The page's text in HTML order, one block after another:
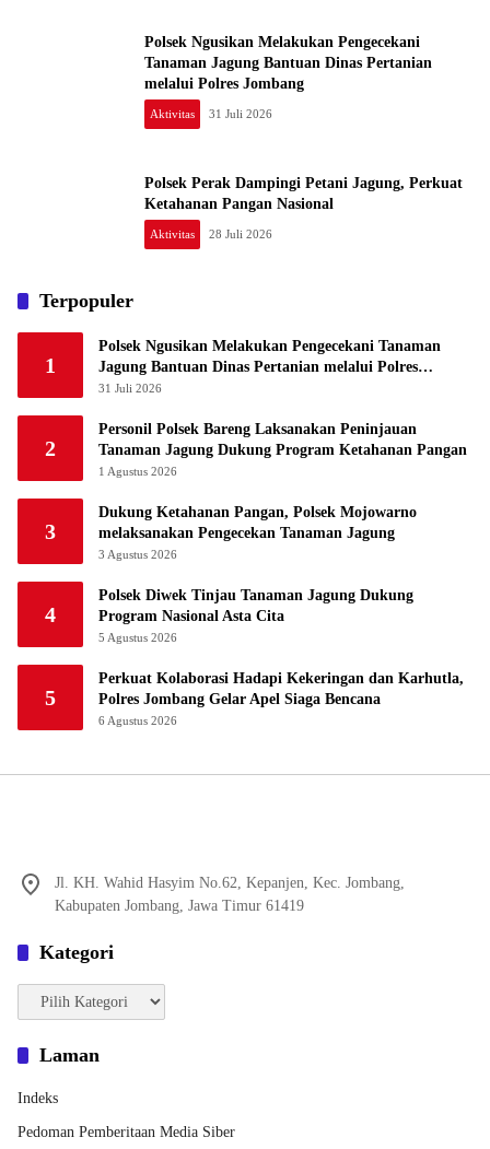
Polsek Ngusikan Melakukan Pengecekani
Tanaman Jagung Bantuan Dinas Pertanian
melalui Polres Jombang
Aktivitas 31 Juli 2026
Polsek Perak Dampingi Petani Jagung, Perkuat
Ketahanan Pangan Nasional
Aktivitas 28 Juli 2026
Terpopuler
1
Polsek Ngusikan Melakukan Pengecekani Tanaman
Jagung Bantuan Dinas Pertanian melalui Polres
Jombang
31 Juli 2026
2
Personil Polsek Bareng Laksanakan Peninjauan
Tanaman Jagung Dukung Program Ketahanan Pangan
1 Agustus 2026
3
Dukung Ketahanan Pangan, Polsek Mojowarno
melaksanakan Pengecekan Tanaman Jagung
3 Agustus 2026
4
Polsek Diwek Tinjau Tanaman Jagung Dukung
Program Nasional Asta Cita
5 Agustus 2026
5
Perkuat Kolaborasi Hadapi Kekeringan dan Karhutla,
Polres Jombang Gelar Apel Siaga Bencana
6 Agustus 2026
Jl. KH. Wahid Hasyim No.62, Kepanjen, Kec. Jombang,
Kabupaten Jombang, Jawa Timur 61419
Kategori
Kategori
Laman
Indeks
Pedoman Pemberitaan Media Siber